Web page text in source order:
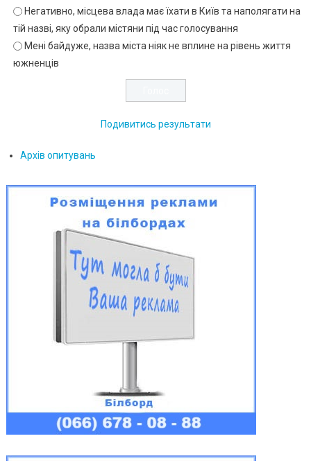
Негативно, місцева влада має їхати в Київ та наполягати на
тій назві, яку обрали містяни під час голосування
Мені байдуже, назва міста ніяк не вплине на рівень життя
южненців
Подивитись результати
Архів опитувань